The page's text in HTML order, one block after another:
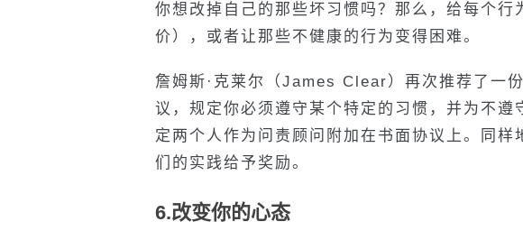
你想改掉自己的那些坏习惯吗？那么，给每个行
价），或者让那些不健康的行为变得困难。
詹姆斯·克莱尔（James Clear）再次推荐了一
议，规定你必须遵守某个特定的习惯，并为不遵
定两个人作为问责顾问附加在书面协议上。同样
们的实践给予奖励。
6.改变你的心态